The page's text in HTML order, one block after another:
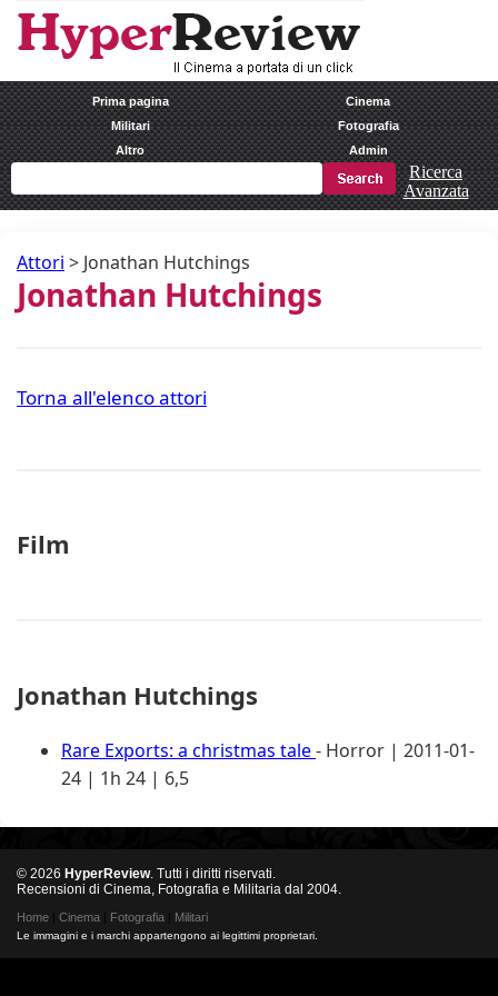
Prima pagina
Cinema
Militari
Fotografia
Altro
Admin
Ricerca
Avanzata
Attori > Jonathan Hutchings
Jonathan Hutchings
Torna all'elenco attori
Film
Jonathan Hutchings
Rare Exports: a christmas tale- Horror | 2011-01-
24 | 1h 24 | 6,5
© 2026 HyperReview. Tutti i diritti riservati.
Recensioni di Cinema, Fotografia e Militaria dal 2004.
Home Cinema Fotografia Militari
Le immagini e i marchi appartengono ai legittimi proprietari.